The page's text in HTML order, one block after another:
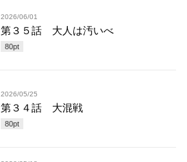
2026/06/01
第３５話 大人は汚いべ
80pt
2026/05/25
第３４話 大混戦
80pt